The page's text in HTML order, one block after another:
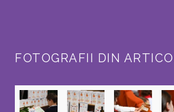
FOTOGRAFII DIN